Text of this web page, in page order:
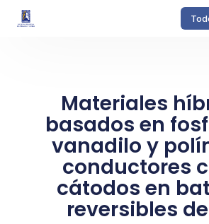
Materiales
basados en
vanadilo y
conductores
cátodos en
reversibles